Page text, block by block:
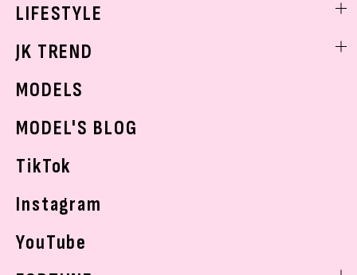
ボディケア
学校ヘアメイク
K-POP
LIFESTYLE
モデルの購入品
JK TREND
MODELS
MODEL'S BLOG
TikTok
Instagram
YouTube